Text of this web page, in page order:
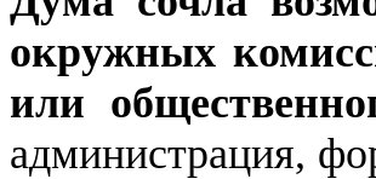
окружных
или
администрация,